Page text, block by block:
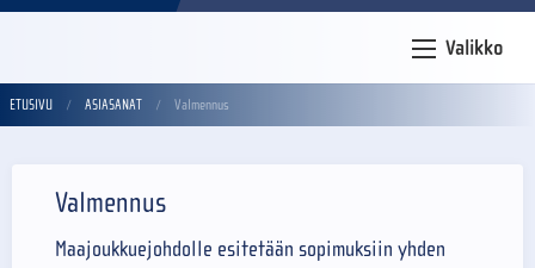
Valikko
ETUSIVU ASIASANAT Valmennus
Valmennus
Maajoukkuejohdolle esitetään sopimuksiin yhden